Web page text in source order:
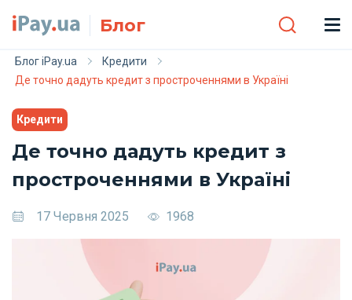
Блог
Блог iPay.ua
Кредити
Де точно дадуть кредит з простроченнями в Україні
Кредити
Де точно дадуть кредит з
простроченнями в Україні
17 Червня 2025 1968